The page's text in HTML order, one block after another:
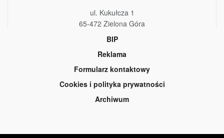
ul. Kukułcza 1
65-472 Zielona Góra
BIP
Reklama
Formularz kontaktowy
Cookies i polityka prywatności
Archiwum